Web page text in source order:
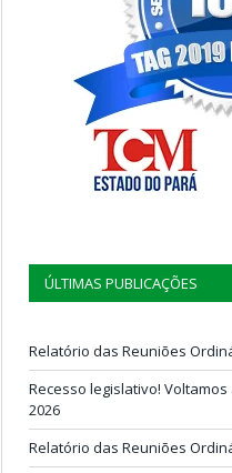
ÚLTIMAS PUBLICAÇÕES
Relatório das Reuniões
Recesso legislativo!
2026
Relatório das Reuniões